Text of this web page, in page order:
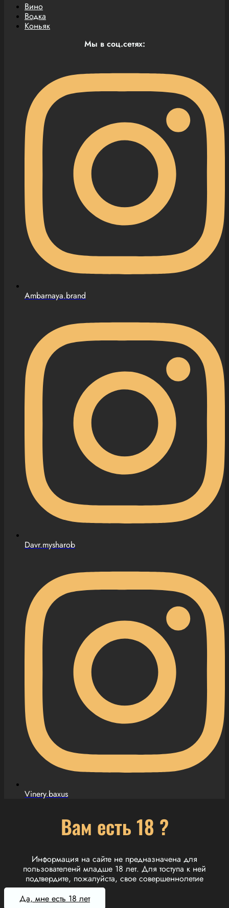
Вино
Водка
Коньяк
Мы в соц.сетях:
Ambarnaya.brand
Davr.mysharob
Vinery.baxus
Вам есть 18 ?
Информация на сайте не предназначена для
пользователенй младше 18 лет. Для тоступа к ней
подтвердите, пожалуйста, свое совершеннолетие
Да, мне есть 18 лет